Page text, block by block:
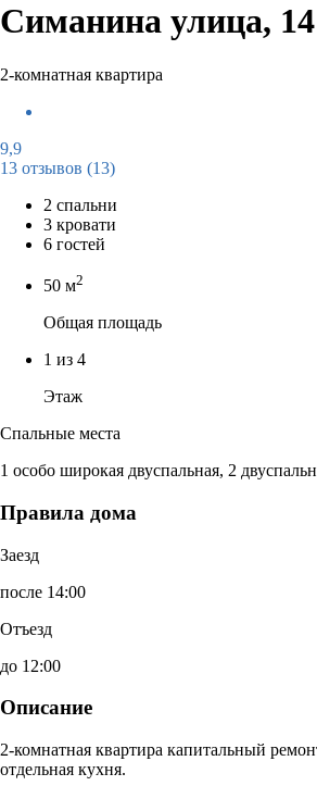
Симанина улица, 14
2-комнатная квартира
9,9
13 отзывов (13)
2 спальни
3 кровати
6 гостей
50 м2
Общая площадь
1 из 4
Этаж
Спальные места
1 особо широкая двуспальная, 2
Правила дома
Заезд
после 14:00
Отъезд
до 12:00
Описание
2-комнатная квартира капитальный
отдельная кухня.